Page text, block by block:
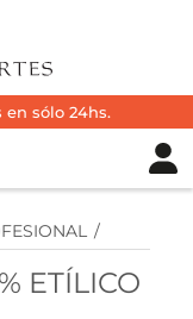
en sólo 24hs.
/
ETÍLICO